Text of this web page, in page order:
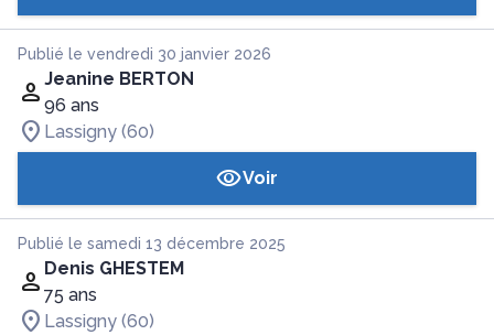
Publié le vendredi 30 janvier 2026
Jeanine BERTON
96 ans
Lassigny (60)
Voir
Publié le samedi 13 décembre 2025
Denis GHESTEM
75 ans
Lassigny (60)